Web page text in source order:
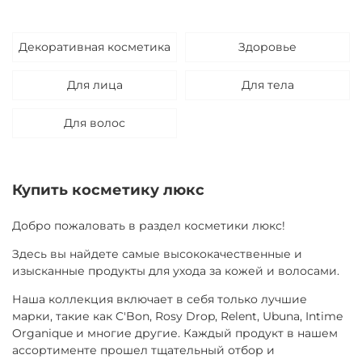
Декоративная косметика Здоровье
Для лица Для тела
Для волос
Купить косметику люкc
Добро пожаловать в раздел косметики люкс!
Здесь вы найдете самые высококачественные и
изысканные продукты для ухода за кожей и волосами.
Наша коллекция включает в себя только лучшие
марки, такие как C'Bon, Rosy Drop, Relent, Ubuna, Intime
Organique и многие другие. Каждый продукт в нашем
ассортименте прошел тщательный отбор и